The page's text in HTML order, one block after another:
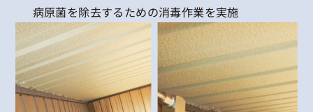
病原菌を除去するための消毒作業を実施